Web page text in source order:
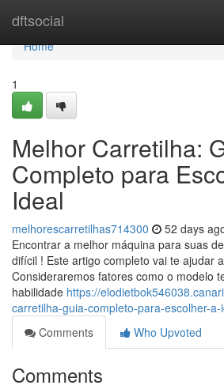
dftsocial
Home
Home
1
Melhor Carretilha:
Completo para
Ideal
melhorescarretilhas714300 52 days
Encontrar a melhor máquina para suas
difícil ! Este artigo completo vai te ajudar
Consideraremos fatores como o modelo
habilidade https://
carretilha-guia-completo-para-escolher-a-
Comments
Who Upvoted
Comments